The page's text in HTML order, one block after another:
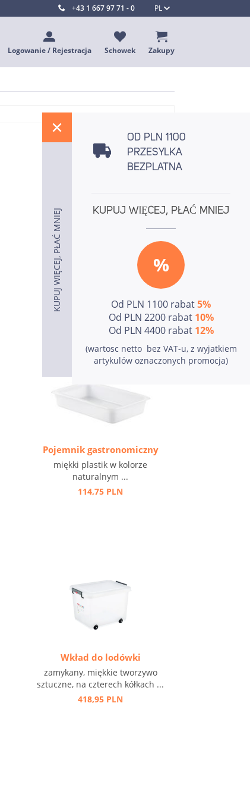
PL
+43 1 667 97 71 - 0
Logowanie / Rejestracja Schowek Zakupy
Pojemnik gastronomiczny
miękki plastik w kolorze
naturalnym ...
114,75 PLN
Wkład do lodówki
zamykany, miękkie tworzywo
sztuczne, na czterech kółkach ...
418,95 PLN
KUPUJ WIĘCEJ, PŁAĆ MNIEJ
OD PLN 1100
PRZESYLKA
BEZPLATNA
KUPUJ WIĘCEJ, PŁAĆ MNIEJ
%
Od PLN 1100 rabat5%
Od PLN 2200 rabat 10%
Od PLN 4400 rabat 12%
(wartosc netto  bez VAT-u, z wyjatkiem
artykulów oznaczonych promocja)